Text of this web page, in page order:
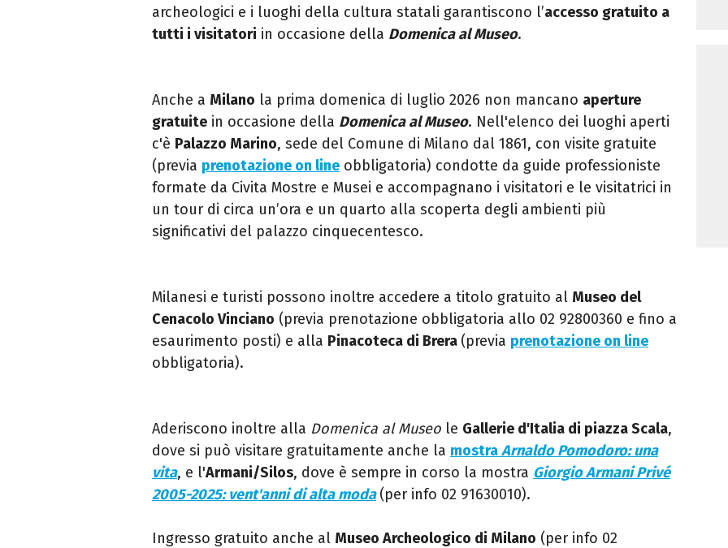
archeologici e i luoghi della cultura statali garantiscono l’accesso gratuito a
tutti i visitatori in occasione della Domenica al Museo.
Anche a Milano la prima domenica di luglio 2026 non mancano aperture
gratuite in occasione della Domenica al Museo. Nell'elenco dei luoghi aperti
c'è Palazzo Marino, sede del Comune di Milano dal 1861, con visite gratuite
(previa prenotazione on line obbligatoria) condotte da guide professioniste
formate da Civita Mostre e Musei e accompagnano i visitatori e le visitatrici in
un tour di circa un’ora e un quarto alla scoperta degli ambienti più
significativi del palazzo cinquecentesco.
Milanesi e turisti possono inoltre accedere a titolo gratuito al Museo del
Cenacolo Vinciano (previa prenotazione obbligatoria allo 02 92800360 e fino a
esaurimento posti) e alla Pinacoteca di Brera (previa prenotazione on line
obbligatoria).
Aderiscono inoltre alla Domenica al Museo le Gallerie d'Italia di piazza Scala,
dove si può visitare gratuitamente anche la mostraArnaldo Pomodoro: una
vita, e l'Armani/Silos, dove è sempre in corso la mostra Giorgio Armani Privé
2005-2025: vent'anni di alta moda (per info 02 91630010).
Ingresso gratuito anche al Museo Archeologico di Milano (per info 02